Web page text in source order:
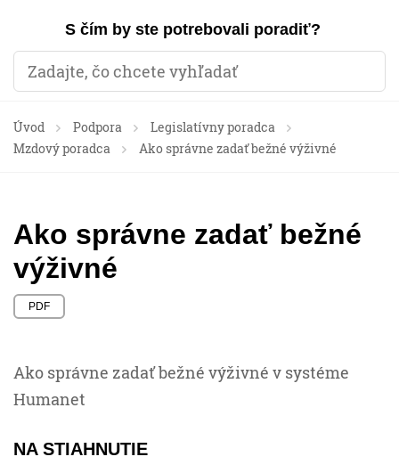
S čím by ste potrebovali poradiť?
Úvod Podpora
Legislatívny poradca
Mzdový poradca
Ako správne zadať bežné výživné
Ako správne zadať bežné
výživné
PDF
Ako správne zadať bežné výživné v systéme
Humanet
NA STIAHNUTIE